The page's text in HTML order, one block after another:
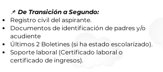
📌 De Transición a Segundo:
Registro civil del aspirante.
Documentos de identificación de padres y/o
acudiente
Últimos 2 Boletines (si ha estado escolarizado).
Soporte laboral (Certificado laboral o
certificado de ingresos).